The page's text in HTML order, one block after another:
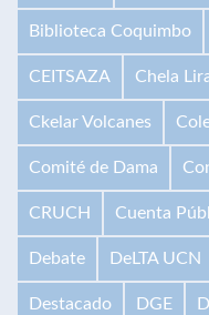
Biblioteca Coquimbo
CEITSAZA Chela
Ckelar Volcanes
Comité de Dama
CRUCH Cuenta
Debate DeLTA UCN
Destacado DGE